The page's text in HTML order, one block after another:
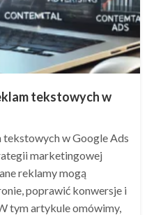
tekstowych w
w Google Ads
marketingowej
reklamy mogą
poprawić konwersje i
tym artykule omówimy,